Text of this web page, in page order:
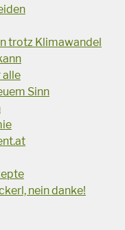
trotz Klimawandel
alle
Sinn
nein danke!